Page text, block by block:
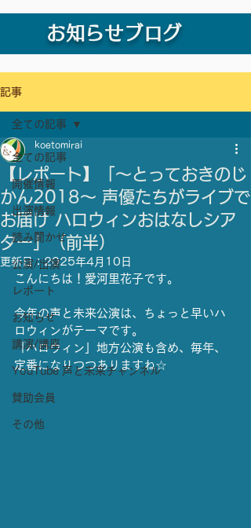
お知らせブログ
記事
全ての記事
開催情報
出演情報
読み聞かせ
公演/出演
レポート
お知らせ
講演/講座
YouTube 声と未来チャンネル
賛助会員
その他
全ての記事
【レポート】「〜とっておきのじ
かん2018〜 声優たちがライブで
お届け ハロウィンおはなしシア
ター」（前半）
koetomirai
更新日：2025年4月10日
こんにちは！愛河里花子です。
今年の声と未来公演は、ちょっと早いハ
ロウィンがテーマです。
「ハロウィン」地方公演も含め、毎年、
定番になりつつありますね☆